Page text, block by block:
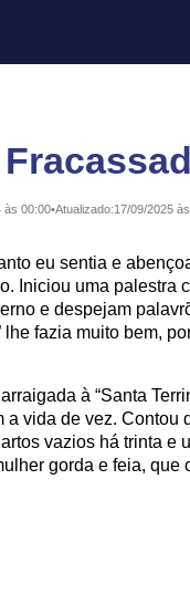
às 00:00•Atualizado:17/09/2025
eu sentia e
Iniciou uma palestra
e despejam
lhe fazia muito bem,
à “Santa
a vida de vez. Contou
vazios há trinta e
gorda e feia,